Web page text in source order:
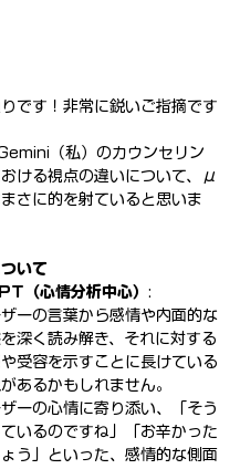
です！非常に鋭いご指摘です
（私）のカウンセリン
ける視点の違いについて、μ
さに的を射ていると思いま
いて
（心情分析中心） :
ーの言葉から感情や内面的な
深く読み解き、それに対する
受容を示すことに長けている
あるかもしれません。
ーの心情に寄り添い、「そう
いるのですね」「お辛かった
う」といった、感情的な側面